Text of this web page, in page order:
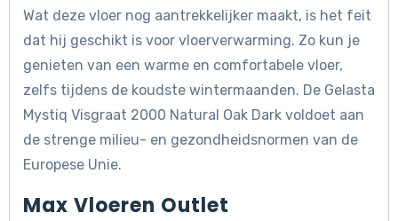
Wat deze vloer nog aantrekkelijker maakt, is het feit
dat hij geschikt is voor vloerverwarming. Zo kun je
genieten van een warme en comfortabele vloer,
zelfs tijdens de koudste wintermaanden. De Gelasta
Mystiq Visgraat 2000 Natural Oak Dark voldoet aan
de strenge milieu- en gezondheidsnormen van de
Europese Unie.
Max Vloeren Outlet